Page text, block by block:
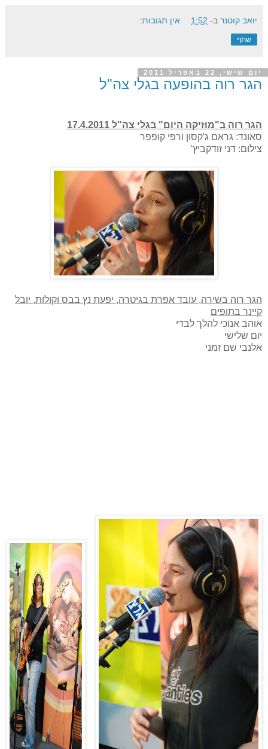
יואב קוטנר ב- 1:52 אין תגובות:
שתף
יום שישי, 22 באפריל 2011
הגר רוה בהופעה בגלי צה"ל
הגר רוה ב"מוזיקה היום" בגלי צה"ל 17.4.2011
סאונד: גראם ג'קסון ורפי קופפר
צילום: דני זודקביץ'
הגר רוה בשירה, עובד אפרת בגיטרה, יפעת נץ בבס וקולות, יובל
קיינר בתופים
אוהב אנוכי להלך לבדי
יום שלישי
אלנבי שם זמני